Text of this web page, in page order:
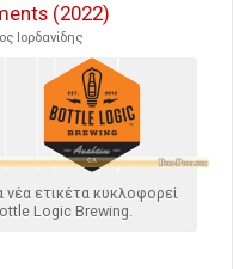
(2022)
Ιορδανίδης
νέα ετικέτα κυκλοφορεί
Logic Brewing.